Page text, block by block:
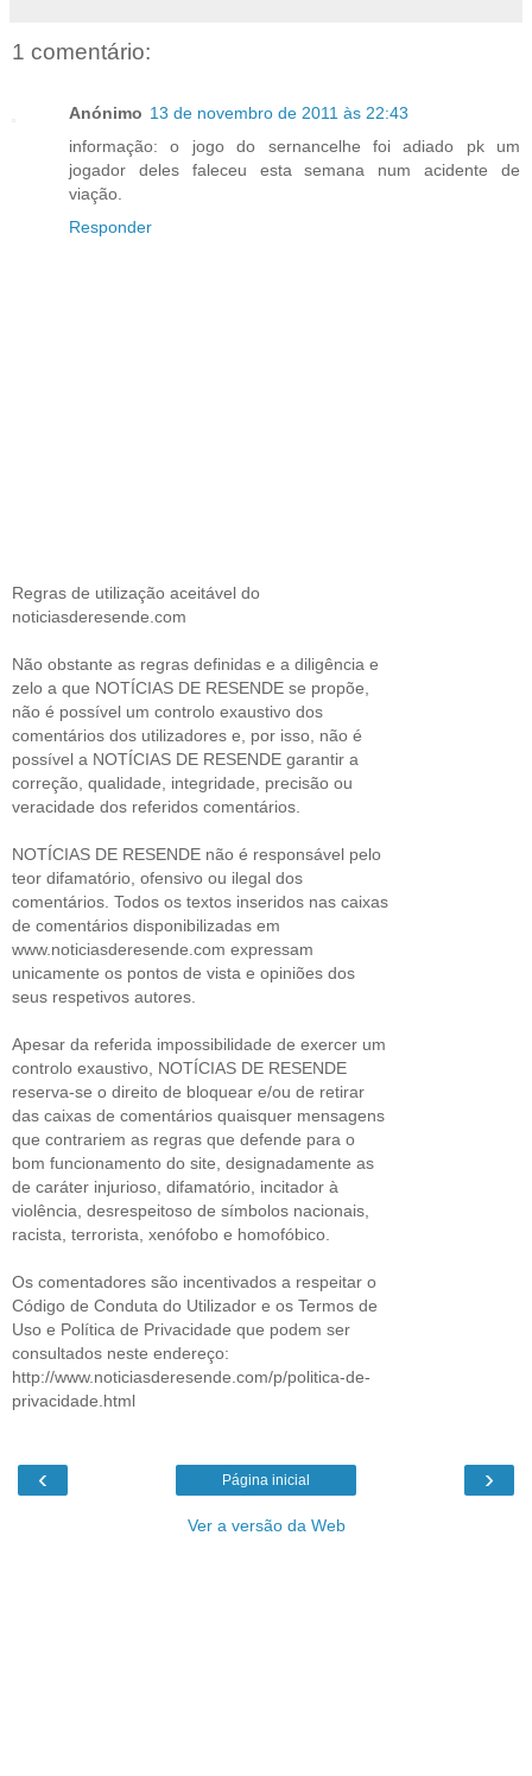
1 comentário:
Anónimo 13 de novembro de 2011 às 22:43
informação: o jogo do sernancelhe foi adiado pk um
jogador deles faleceu esta semana num acidente de
viação.
Responder
Regras de utilização aceitável do
noticiasderesende.com
Não obstante as regras definidas e a diligência e
zelo a que NOTÍCIAS DE RESENDE se propõe,
não é possível um controlo exaustivo dos
comentários dos utilizadores e, por isso, não é
possível a NOTÍCIAS DE RESENDE garantir a
correção, qualidade, integridade, precisão ou
veracidade dos referidos comentários.
NOTÍCIAS DE RESENDE não é responsável pelo
teor difamatório, ofensivo ou ilegal dos
comentários. Todos os textos inseridos nas caixas
de comentários disponibilizadas em
www.noticiasderesende.com expressam
unicamente os pontos de vista e opiniões dos
seus respetivos autores.
Apesar da referida impossibilidade de exercer um
controlo exaustivo, NOTÍCIAS DE RESENDE
reserva-se o direito de bloquear e/ou de retirar
das caixas de comentários quaisquer mensagens
que contrariem as regras que defende para o
bom funcionamento do site, designadamente as
de caráter injurioso, difamatório, incitador à
violência, desrespeitoso de símbolos nacionais,
racista, terrorista, xenófobo e homofóbico.
Os comentadores são incentivados a respeitar o
Código de Conduta do Utilizador e os Termos de
Uso e Política de Privacidade que podem ser
consultados neste endereço:
http://www.noticiasderesende.com/p/politica-de-
privacidade.html
‹ ›
Página inicial
Ver a versão da Web